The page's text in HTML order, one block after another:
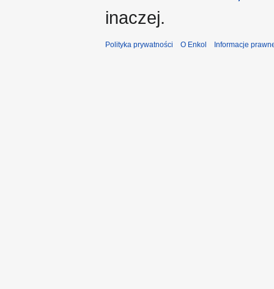
inaczej.
Polityka prywatności O Enkol Informacje